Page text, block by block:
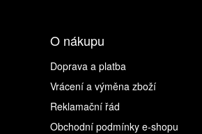
O nákupu
Doprava a platba
Vrácení a výměna zboží
Reklamační řád
Obchodní podmínky e-shopu